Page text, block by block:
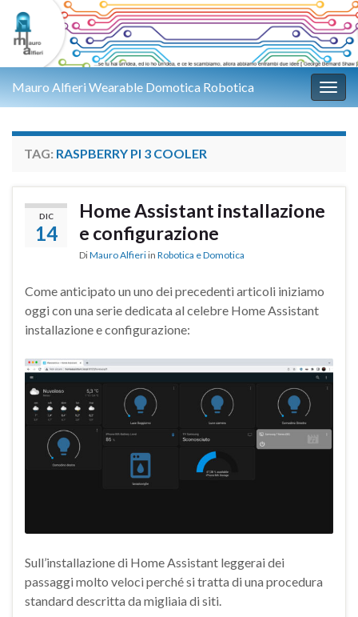
Mauro Alfieri Wearable Domotica Robotica
TAG: RASPBERRY PI 3 COOLER
DIC
14
Home Assistant installazione
e configurazione
DiMauro Alfieri in Robotica e Domotica
Come anticipato un uno dei precedenti articoli iniziamo
oggi con una serie dedicata al celebre Home Assistant
installazione e configurazione:
Sull’installazione di Home Assistant leggerai dei
passaggi molto veloci perché si tratta di una procedura
standard descritta da migliaia di siti.